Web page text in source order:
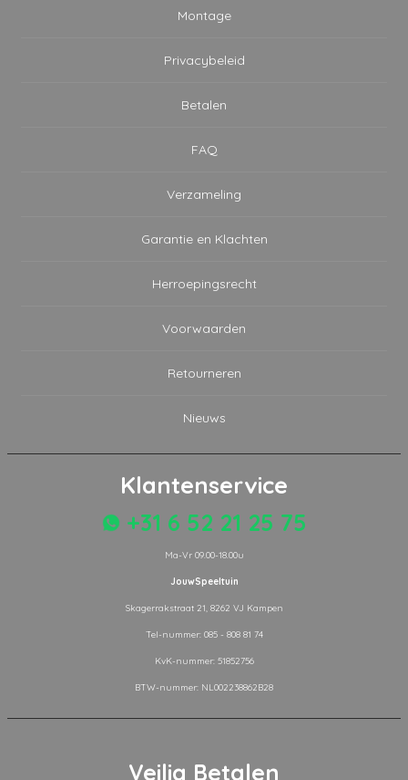
Montage
Privacybeleid
Betalen
FAQ
Verzameling
Garantie en Klachten
Herroepingsrecht
Voorwaarden
Retourneren
Nieuws
Klantenservice
+31 6 52 21 25 75
Ma-Vr 09.00-18.00u
JouwSpeeltuin
Skagerrakstraat 21, 8262 VJ Kampen
Tel-nummer: 085 - 808 81 74
KvK-nummer: 51852756
BTW-nummer: NL002238862B28
Veilig Betalen